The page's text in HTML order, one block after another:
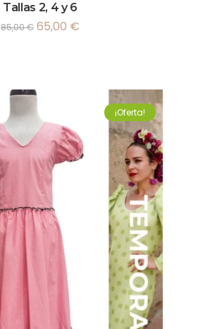
Tallas 2, 4 y 6
85,00€ 65,00 €
¡Oferta!